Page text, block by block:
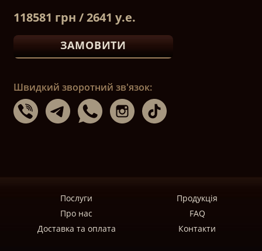
118581 грн / 2641 у.е.
ЗАМОВИТИ
Швидкий зворотний зв'язок:
Послуги
Продукція
Про нас
FAQ
Доставка та оплата
Контакти